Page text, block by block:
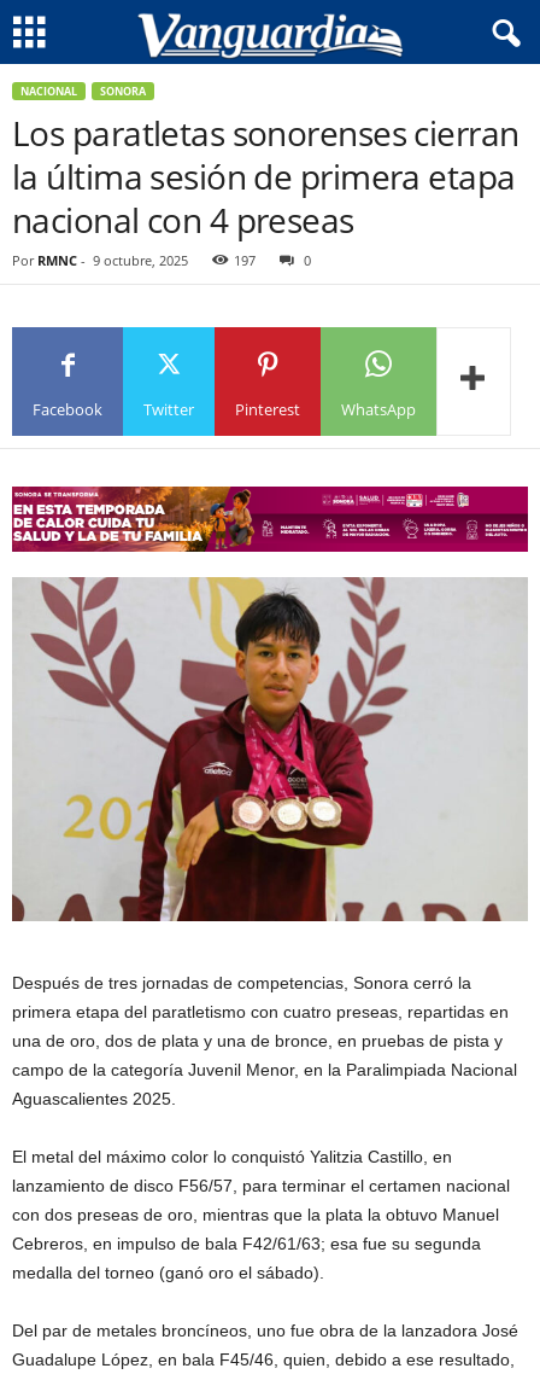
NACIONAL SONORA
Los paratletas sonorenses cierran
la última sesión de primera etapa
nacional con 4 preseas
Por RMNC - 9 octubre, 2025 197 0
Facebook Twitter Pinterest WhatsApp
Después de tres jornadas de competencias, Sonora cerró la
primera etapa del paratletismo con cuatro preseas, repartidas en
una de oro, dos de plata y una de bronce, en pruebas de pista y
campo de la categoría Juvenil Menor, en la Paralimpiada Nacional
Aguascalientes 2025.
El metal del máximo color lo conquistó Yalitzia Castillo, en
lanzamiento de disco F56/57, para terminar el certamen nacional
con dos preseas de oro, mientras que la plata la obtuvo Manuel
Cebreros, en impulso de bala F42/61/63; esa fue su segunda
medalla del torneo (ganó oro el sábado).
Del par de metales broncíneos, uno fue obra de la lanzadora José
Guadalupe López, en bala F45/46, quien, debido a ese resultado,